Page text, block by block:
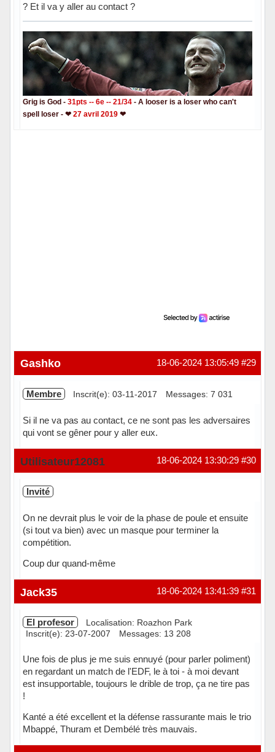
? Et il va y aller au contact ?
Grig is God - 31pts -- 6e -- 21/34 - A looser is a loser who can't
spell loser - ❤ 27 avril 2019❤
#29
18-06-2024 13:05:49
Gashko
Membre Inscrit(e): 03-11-2017 Messages: 7 031
Si il ne va pas au contact, ce ne sont pas les adversaires
qui vont se gêner pour y aller eux.
Hors ligne #30
18-06-2024 13:30:29
Utilisateur12081
Invité
On ne devrait plus le voir de la phase de poule et ensuite
(si tout va bien) avec un masque pour terminer la
compétition.
Coup dur quand-même
#31
18-06-2024 13:41:39
Jack35
El profesor
Localisation: Roazhon Park
Inscrit(e): 23-07-2007
Messages: 13 208
Une fois de plus je me suis ennuyé (pour parler poliment)
en regardant un match de l'EDF, le à toi - à moi devant
est insupportable, toujours le drible de trop, ça ne tire pas
!
Kanté a été excellent et la défense rassurante mais le trio
Mbappé, Thuram et Dembélé très mauvais.